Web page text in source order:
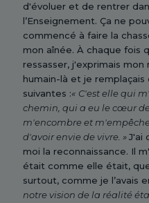
d'évoluer et de rentrer
l’Enseignement. Ça ne
commencé à faire la
mon aînée. À chaque fois
ressasser, j'exprimais
humain-là et je remplaçais
suivantes :« C'est elle qui
chemin, qui a eu le cœur
m'encombre et
d'avoir envie de vivre. »J'ai
moi la reconnaissance. Il
était comme elle était,
surtout, comme je l’avais
notre vision de la réalité